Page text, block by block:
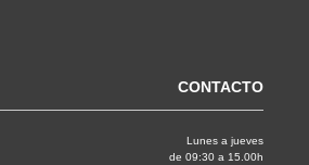
CONTACTO
Lunes a jueves
de 09:30 a 15.00h